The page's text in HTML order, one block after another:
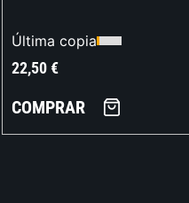
Última copia
22,50€
COMPRAR